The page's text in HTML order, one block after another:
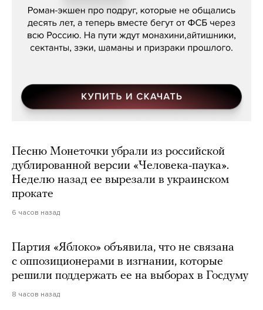
Песню Монеточки убрали из российской
дублированной версии «Человека-паука».
Неделю назад ее вырезали в украинском
прокате
6 часов назад
Партия «Яблоко» объявила, что не связана
с оппозиционерами в изгнании, которые
решили поддержать ее на выборах в Госдуму
8 часов назад